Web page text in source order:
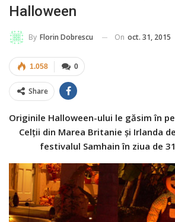
Halloween
By Florin Dobrescu On oct. 31, 2015
0
1.058
Share
Originile Halloween-ului le găsim în
Celții din Marea Britanie și Irlanda
festivalul Samhain în ziua de